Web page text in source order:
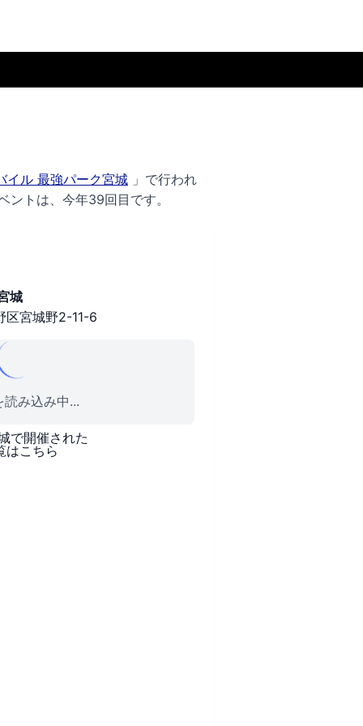
イル 最強パーク宮城 」で行われ
ントは、今年39回目です。
城
区宮城野2-11-6
読み込み中...
で開催された
はこちら